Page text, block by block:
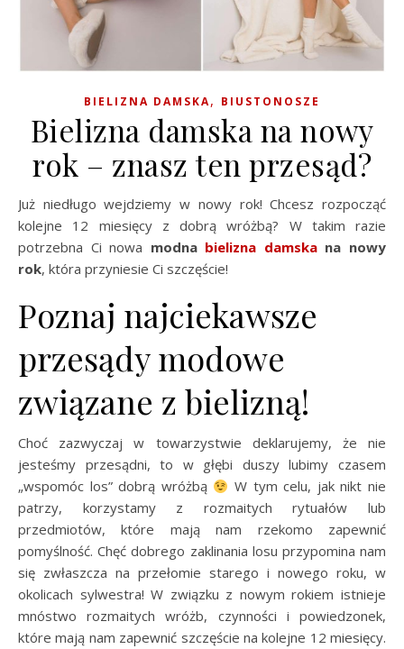
BIELIZNA DAMSKA, BIUSTONOSZE
Bielizna damska na nowy
rok – znasz ten przesąd?
Już niedługo wejdziemy w nowy rok! Chcesz rozpocząć
kolejne 12 miesięcy z dobrą wróżbą? W takim razie
potrzebna Ci nowa modna bielizna damskana nowy
rok, która przyniesie Ci szczęście!
Poznaj najciekawsze
przesądy modowe
związane z bielizną!
Choć zazwyczaj w towarzystwie deklarujemy, że nie
jesteśmy przesądni, to w głębi duszy lubimy czasem
„wspomóc los” dobrą wróżbą
W tym celu, jak nikt nie
patrzy, korzystamy z rozmaitych rytuałów lub
przedmiotów, które mają nam rzekomo zapewnić
pomyślność. Chęć dobrego zaklinania losu przypomina nam
się zwłaszcza na przełomie starego i nowego roku, w
okolicach sylwestra! W związku z nowym rokiem istnieje
mnóstwo rozmaitych wróżb, czynności i powiedzonek,
które mają nam zapewnić szczęście na kolejne 12 miesięcy.